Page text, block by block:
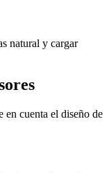
natural y cargar
cuenta el diseño de